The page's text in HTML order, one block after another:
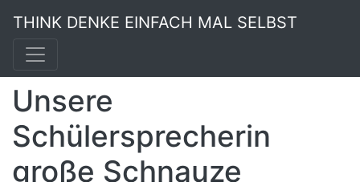
THINK DENKE EINFACH MAL SELBST
Unsere
Schülersprecherin
große Schnauze